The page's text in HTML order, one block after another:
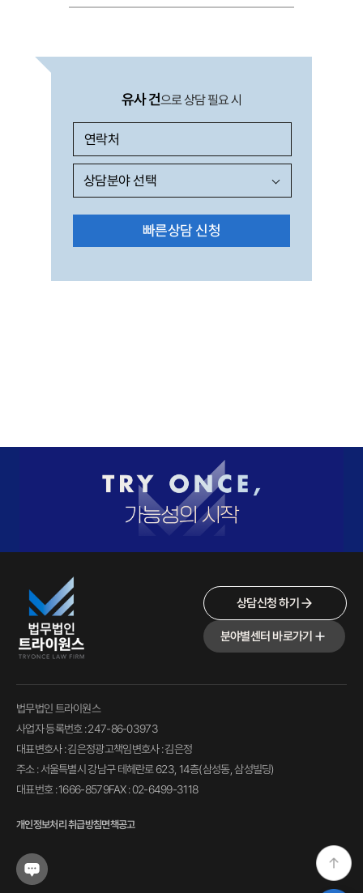
유사 건으로 상담 필요 시
상담신청 하기
분야별센터 바로가기
법무법인 트라이원스
사업자 등록번호 : 247-86-03973
대표변호사 : 김은정광고책임변호사 : 김은정
주소 : 서울특별시 강남구 테헤란로 623, 14층(삼성동, 삼성빌딩)
대표번호 : 1666-8579FAX : 02-6499-3118
개인정보처리 취급방침면책공고